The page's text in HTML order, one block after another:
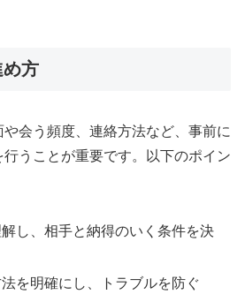
方
会う頻度、連絡方法など、事前に
行うことが重要です。以下のポイン
し、相手と納得のいく条件を決
を明確にし、トラブルを防ぐ